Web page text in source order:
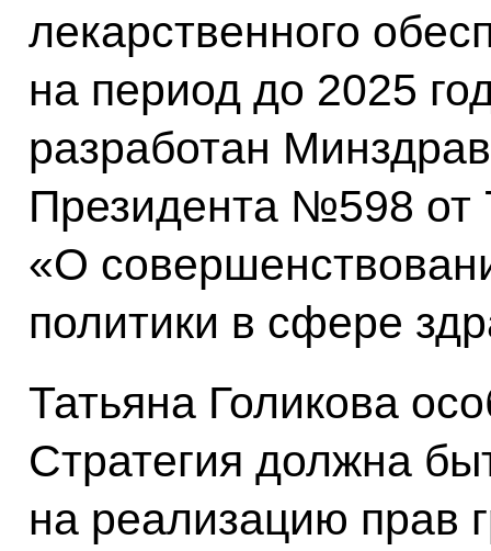
лекарственного
на период до 2025
разработан
Президента №598 от
«О
политики в сфере
Татьяна Голикова
Стратегия должна
на реализацию прав